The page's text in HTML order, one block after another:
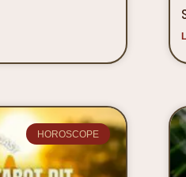
HOROSCOPE